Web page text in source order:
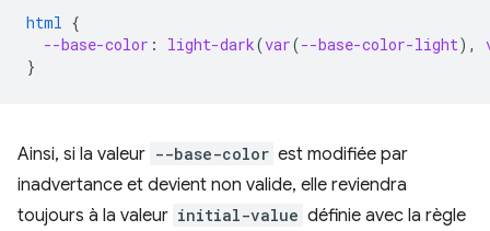
html {
--base-color : light-dark(var(--base-color-light),
}
Ainsi, si la valeur --base-color est modifiée par
inadvertance et devient non valide, elle reviendra
toujours à la valeur initial-value définie avec la règle